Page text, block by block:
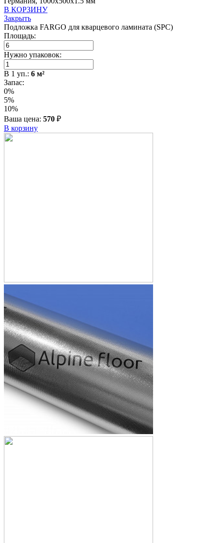
В КОРЗИНУ
Закрыть
Подложка FARGO для кварцевого ламината (SPC)
Площадь:
Нужно упаковок:
В 1 уп.: 6 м²
Запас:
0%
5%
10%
Ваша цена: 570 ₽
В корзину